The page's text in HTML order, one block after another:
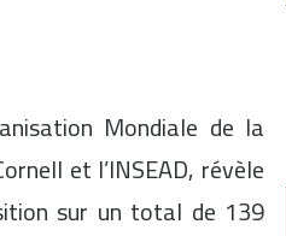
Mondiale de la
et l’INSEAD, révèle
sur un total de 139